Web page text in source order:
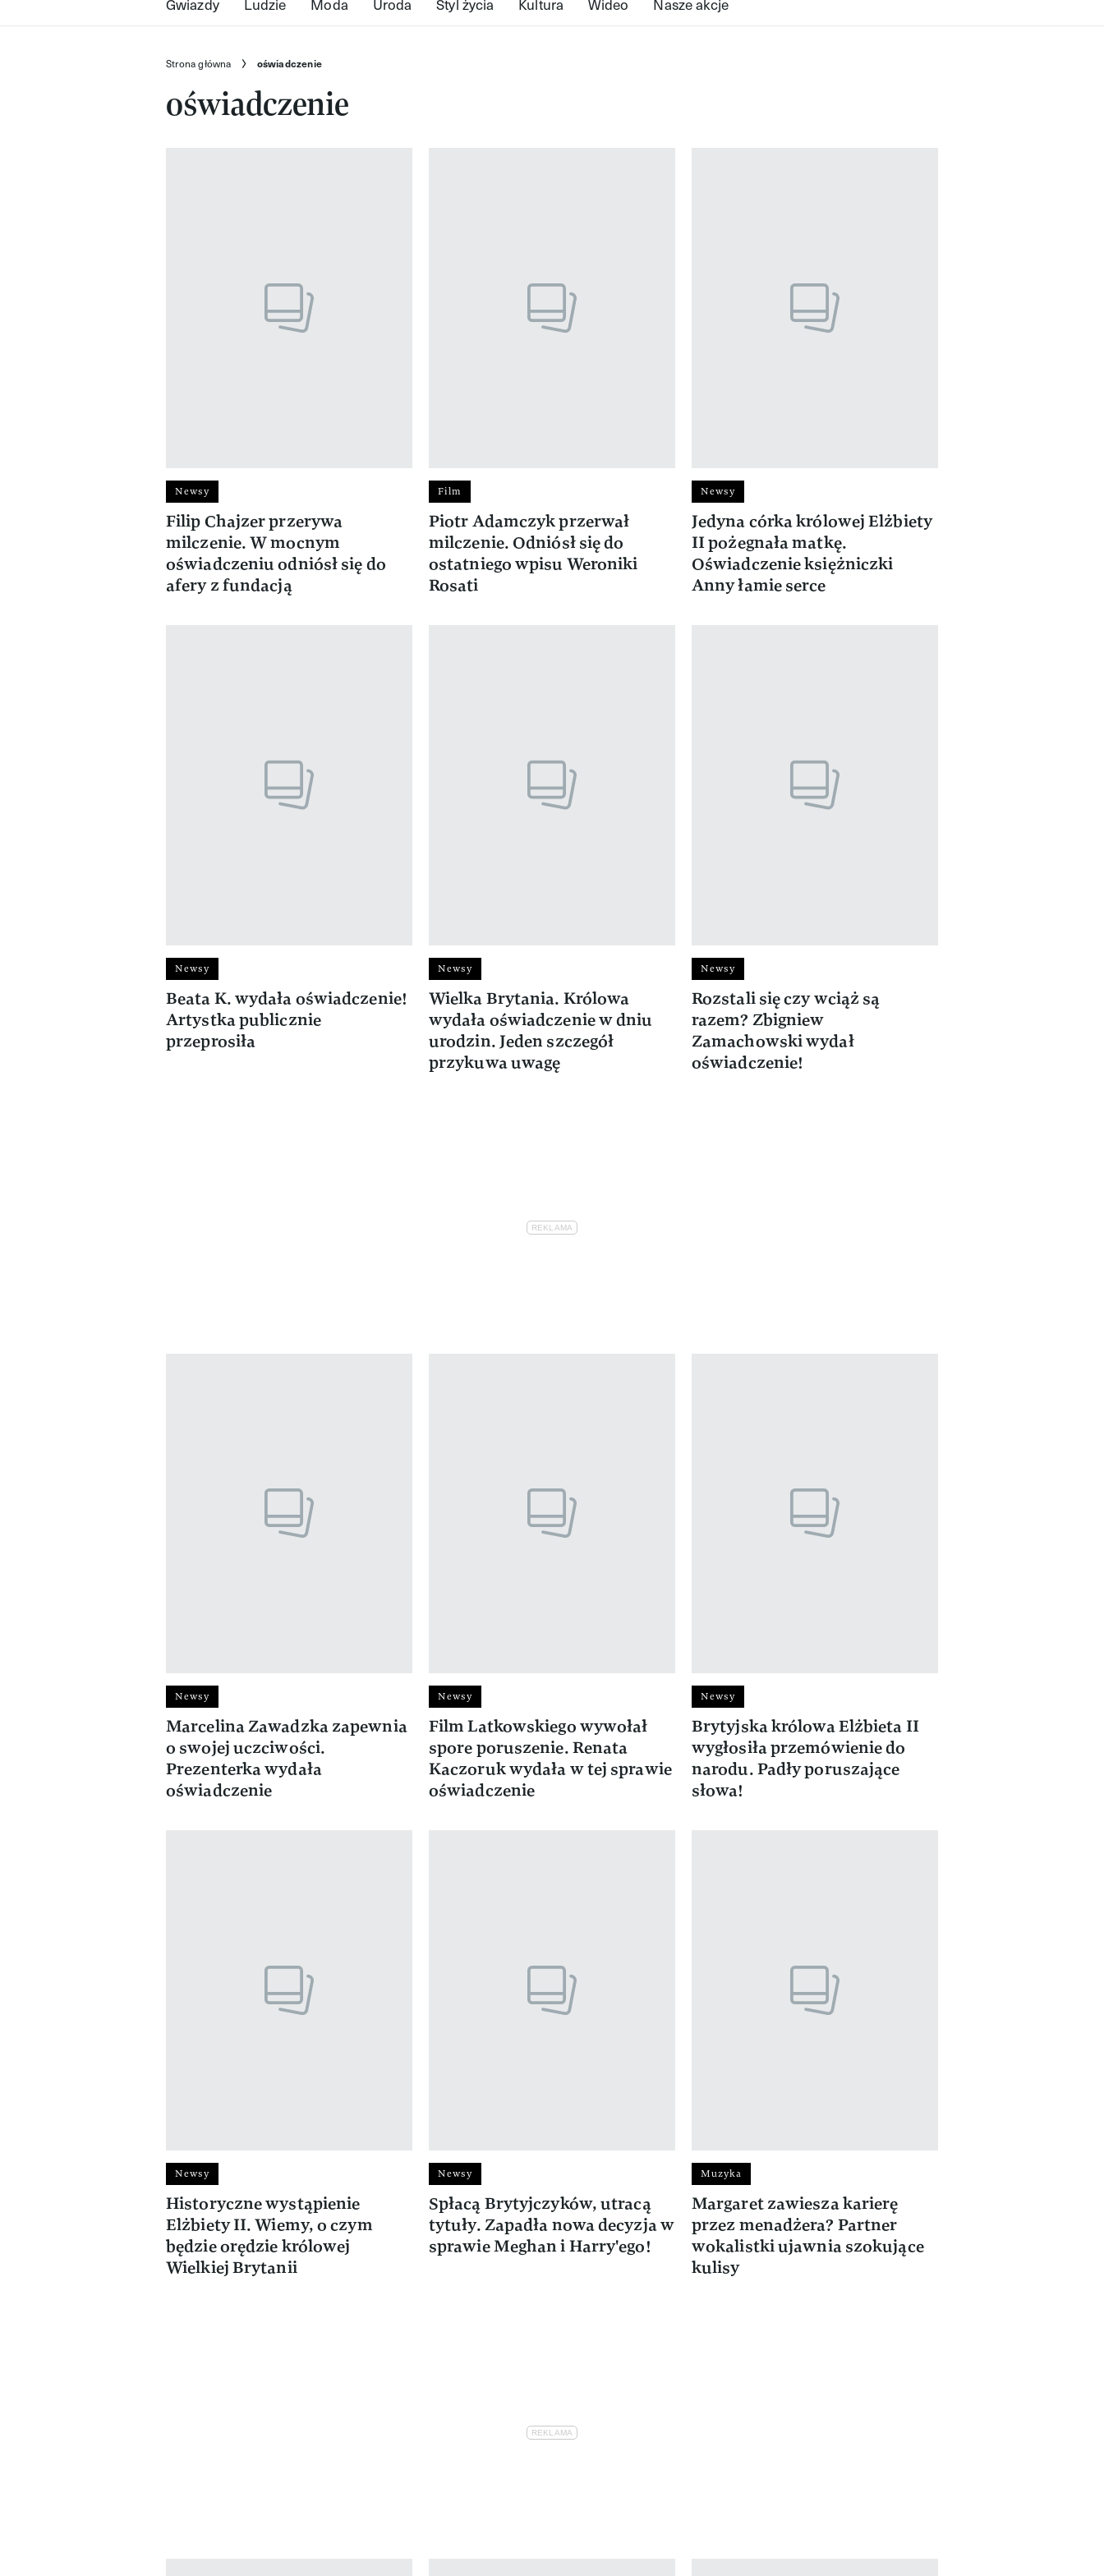
Strona główna oświadczenie
oświadczenie
Newsy
Filip Chajzer przerywa
milczenie. W mocnym
oświadczeniu odniósł się do
afery z fundacją
Film
Piotr Adamczyk przerwał
milczenie. Odniósł się do
ostatniego wpisu Weroniki
Rosati
Newsy
Jedyna córka królowej Elżbiety
II pożegnała matkę.
Oświadczenie księżniczki
Anny łamie serce
Newsy
Beata K. wydała oświadczenie!
Artystka publicznie
przeprosiła
Newsy
Wielka Brytania. Królowa
wydała oświadczenie w dniu
urodzin. Jeden szczegół
przykuwa uwagę
Newsy
Rozstali się czy wciąż są
razem? Zbigniew
Zamachowski wydał
oświadczenie!
Newsy
Marcelina Zawadzka zapewnia
o swojej uczciwości.
Prezenterka wydała
oświadczenie
Newsy
Film Latkowskiego wywołał
spore poruszenie. Renata
Kaczoruk wydała w tej sprawie
oświadczenie
Newsy
Brytyjska królowa Elżbieta II
wygłosiła przemówienie do
narodu. Padły poruszające
słowa!
Newsy
Historyczne wystąpienie
Elżbiety II. Wiemy, o czym
będzie orędzie królowej
Wielkiej Brytanii
Newsy
Spłacą Brytyjczyków, utracą
tytuły. Zapadła nowa decyzja w
sprawie Meghan i Harry'ego!
Muzyka
Margaret zawiesza karierę
przez menadżera? Partner
wokalistki ujawnia szokujące
kulisy